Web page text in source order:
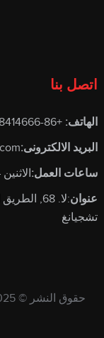
اتصل بنا
الهاتف: +86-18358414666
البريد الالكترونى:
ساعات العمل:الاثنين –
عنوان
:لا. 68,
تشجيانغ
حقوق النشر © 2025